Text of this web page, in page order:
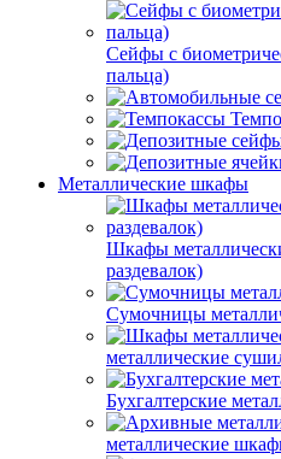
Сейфы с
пальца)
Металлические шкафы
Шкафы
раздевалок)
Сумочницы
металлические
Бухгалтерские
металлические